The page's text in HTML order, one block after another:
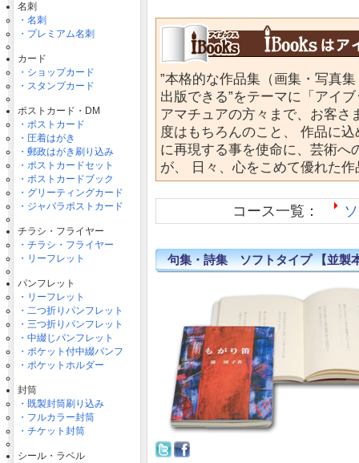
名刺
・名刺
・プレミアム名刺
カード
・ショップカード
・スタンプカード
ポストカード・DM
・ポストカード
・圧着はがき
・郵政はがき刷り込み
・ポストカードセット
・ポストカードブック
・グリーティングカード
・ジャバラポストカード
チラシ・フライヤー
・チラシ・フライヤー
・リーフレット
パンフレット
・リーフレット
・二つ折りパンフレット
・三つ折りパンフレット
・中綴じパンフレット
・ポケット付中綴パンフ
・ポケットホルダー
封筒
・既製封筒刷り込み
・フルカラー封筒
・チケット封筒
シール・ラベル
”本格的な作品集（画集・写真
出版できる”をテーマに「アイ
アマチュアの方々まで、お客さ
度はもちろんのこと、 作品に
に再現する事を使命に、芸術へ
が、 日々、心をこめて優れた
コース一覧：
句集・詩集 ソフトタイプ 【並製